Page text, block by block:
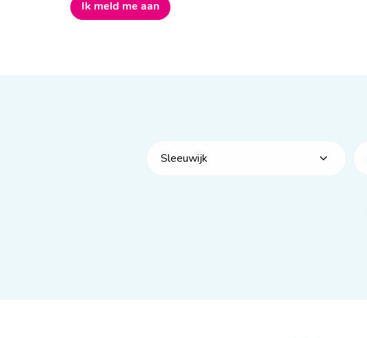
Ik meld me aan
Sleeuwijk